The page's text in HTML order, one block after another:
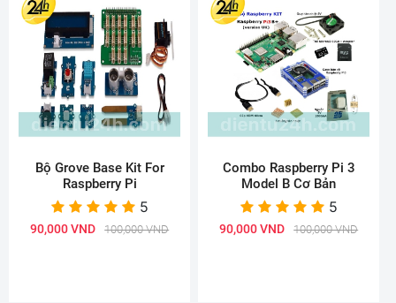
Bộ Grove Base Kit For
Raspberry Pi
5
90,000 VND 100,000 VND
Combo Raspberry Pi 3
Model B Cơ Bản
5
90,000 VND 100,000 VND